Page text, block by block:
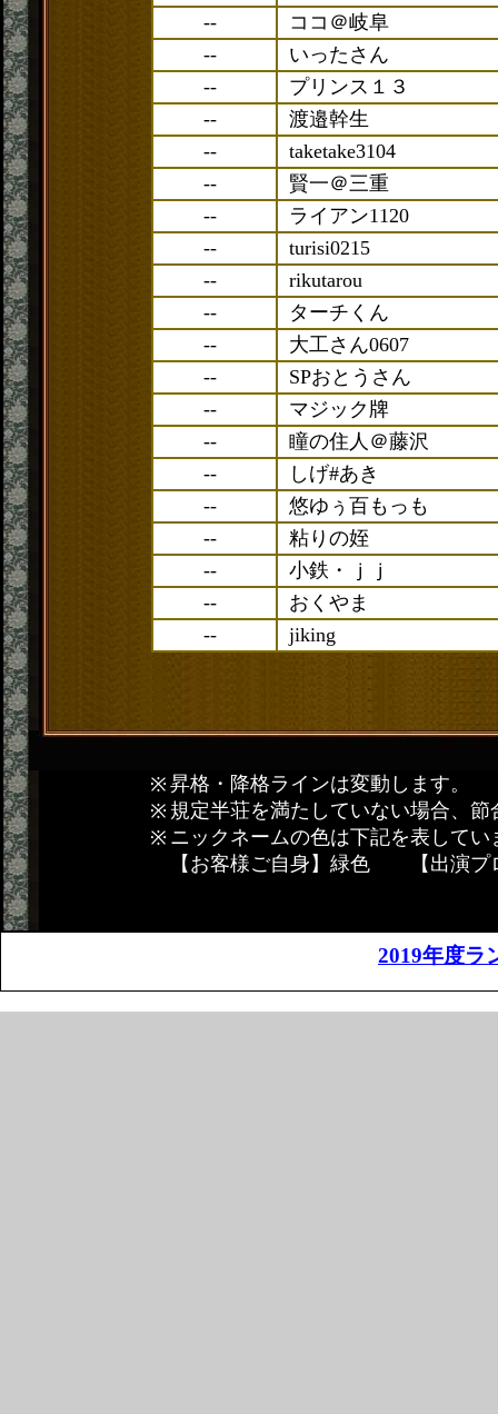
--
ココ＠岐阜
--
いったさん
--
プリンス１３
--
渡邉幹生
--
taketake3104
--
賢一＠三重
--
ライアン1120
--
turisi0215
--
rikutarou
--
ターチくん
--
大工さん0607
--
SPおとうさん
--
マジック牌
--
瞳の住人＠藤沢
--
しげ#あき
--
悠ゆぅ百もっも
--
粘りの姪
--
小鉄・ｊｊ
--
おくやま
--
jiking
昇格・降格ラインは変動します。
規定半荘を満たしていない場合、
ニックネームの色は下記を表してい
【お客様ご自身】緑色 【出演
2019年度ラ